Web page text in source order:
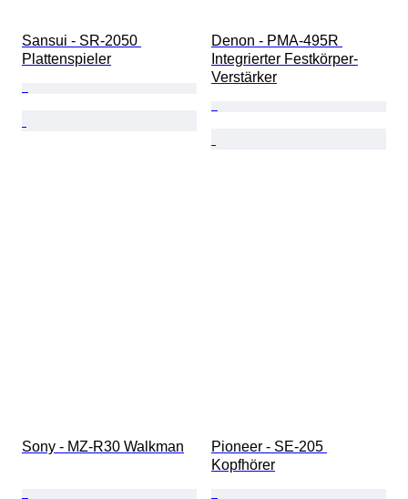
Sansui - SR-2050
Plattenspieler
Denon - PMA-495R
Integrierter Festkörper-
Verstärker
Sony - MZ-R30 Walkman
Pioneer - SE-205
Kopfhörer